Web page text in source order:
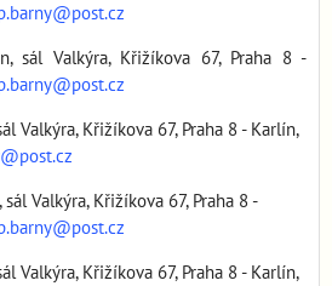
sál Valkýra, Křižíkova 67, Praha 8 -
Valkýra, Křižíkova 67, Praha 8 - Karlín,
Valkýra, Křižíkova 67, Praha 8 -
Valkýra, Křižíkova 67, Praha 8 - Karlín,